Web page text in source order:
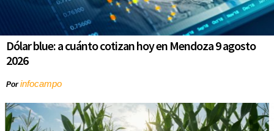
Dólar blue: a cuánto cotizan hoy en Mendoza 9 agosto
2026
Porinfocampo